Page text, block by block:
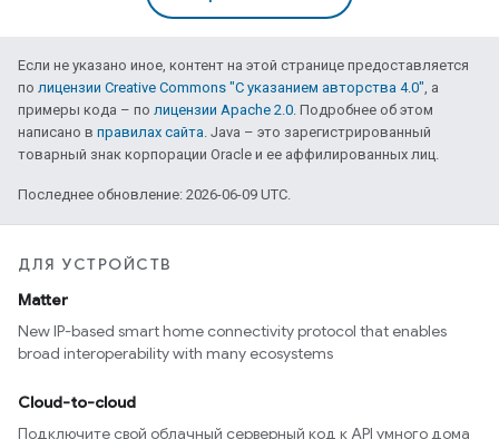
Если не указано иное, контент на этой странице предоставляется
по лицензии Creative Commons "С указанием авторства 4.0", а
примеры кода – по лицензии Apache 2.0. Подробнее об этом
написано в правилах сайта. Java – это зарегистрированный
товарный знак корпорации Oracle и ее аффилированных лиц.
Последнее обновление: 2026-06-09 UTC.
ДЛЯ УСТРОЙСТВ
Matter
New IP-based smart home connectivity protocol that enables
broad interoperability with many ecosystems
Cloud-to-cloud
Подключите свой облачный серверный код к API умного дома